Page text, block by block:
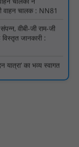
जानकारी :
का भव्य स्वागत
आयोजित: